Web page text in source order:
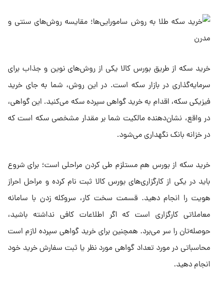
خرید سکه از طریق بورس کالا یکی از روش‌های نوین و جذاب برای
سرمایه‌گذاری در بازار سکه است. در این روش، شما به جای خرید
فیزیکی سکه، اقدام به خرید گواهی سپرده سکه می‌کنید. این گواهی،
در واقع، نشان‌دهنده مالکیت شما بر مقدار مشخصی سکه است که
در خزانه بانک نگهداری می‌شود.
خرید سکه از بورس هم مستلزم طی کردن مراحلی است؛ برای شروع
باید در یکی از کارگزاری‌های بورس کالا ثبت نام کرده و مراحل احراز
هویت را انجام دهید. قسمت سخت کار، سروکله زدن با سامانه
معاملاتی کارگزاری است که اگر اطلاعات کافی نداشته باشید،
حوصله‌تان را سر می‌برد. همچنین برای خرید گواهی سپرده لازم است
محاسباتی در مورد تعداد گواهی مورد نظر یا ثبت سفارش خرید خود
انجام دهید.